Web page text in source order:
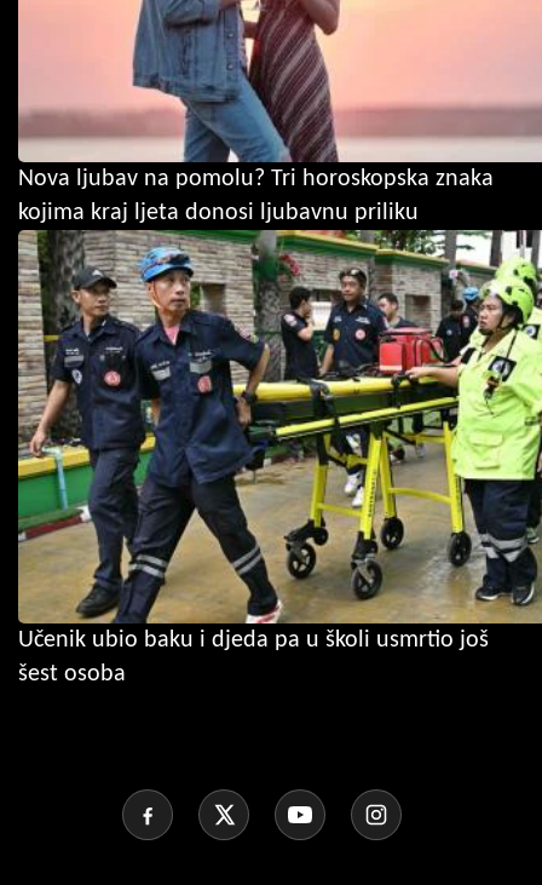
Nova ljubav na pomolu? Tri horoskopska znaka
kojima kraj ljeta donosi ljubavnu priliku
Učenik ubio baku i djeda pa u školi usmrtio još
šest osoba